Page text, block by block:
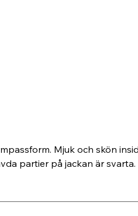
Mjuk och skön
partier på jackan är